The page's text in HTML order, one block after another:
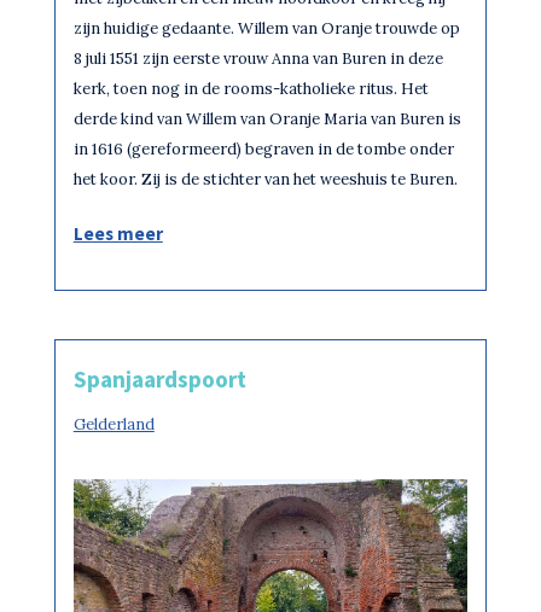
zijn huidige gedaante. Willem van Oranje trouwde op
8 juli 1551 zijn eerste vrouw Anna van Buren in deze
kerk, toen nog in de rooms-katholieke ritus. Het
derde kind van Willem van Oranje Maria van Buren is
in 1616 (gereformeerd) begraven in de tombe onder
het koor. Zij is de stichter van het weeshuis te Buren.
Lees meer
Spanjaardspoort
Gelderland